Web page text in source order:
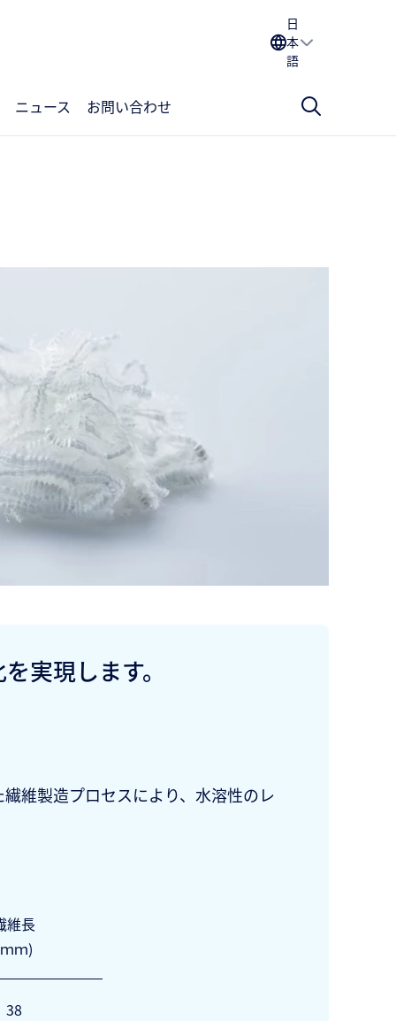
日
本
語
ニュース お問い合わせ
実現します。
維製造プロセスにより、水溶性のレ
維長
ｍ)
38